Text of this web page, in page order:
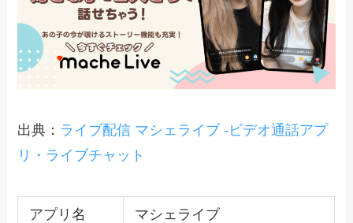
出典： ライブ配信 マシェライブ -ビデオ通話アプ
リ・ライブチャット
アプリ名 マシェライブ